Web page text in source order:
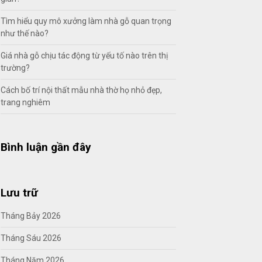
Tìm hiểu quy mô xưởng làm nhà gỗ quan trọng
như thế nào?
Giá nhà gỗ chịu tác động từ yếu tố nào trên thị
trường?
Cách bố trí nội thất mẫu nhà thờ họ nhỏ đẹp,
trang nghiêm
Bình luận gần đây
Lưu trữ
Tháng Bảy 2026
Tháng Sáu 2026